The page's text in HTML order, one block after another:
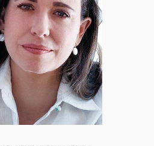
Teques (The Jerk and the Reds in
with chavistas)
amante de los niños” (The mockery of
Venezuela (Children of the streets of